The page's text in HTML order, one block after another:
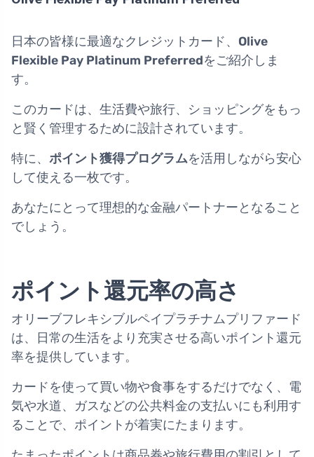
日本の皆様に最適なクレジットカード、 Olive
Flexible Pay Platinum Preferredをご紹介しま
す。
このカードは、生活費や旅行、ショッピングをもっ
と賢く管理するために設計されています。
特に、 ポイント獲得プログラムを活用しながら安心
して使える一枚です。
あなたにとって理想的な金融パートナーとなること
でしょう。
ポイント還元率の高さ
オリーブフレキシブルペイプラチナムプリファード
は、日常の生活をより充実させる高いポイント還元
率を提供しています。
カードを使って買い物や食事をするだけでなく、電
気や水道、ガスなどの公共料金の支払いにも利用す
ることで、ポイントが着実にたまります。